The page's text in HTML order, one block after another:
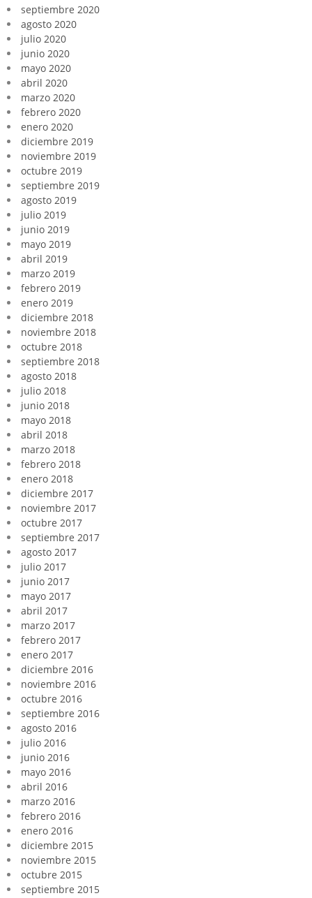
septiembre 2020
agosto 2020
julio 2020
junio 2020
mayo 2020
abril 2020
marzo 2020
febrero 2020
enero 2020
diciembre 2019
noviembre 2019
octubre 2019
septiembre 2019
agosto 2019
julio 2019
junio 2019
mayo 2019
abril 2019
marzo 2019
febrero 2019
enero 2019
diciembre 2018
noviembre 2018
octubre 2018
septiembre 2018
agosto 2018
julio 2018
junio 2018
mayo 2018
abril 2018
marzo 2018
febrero 2018
enero 2018
diciembre 2017
noviembre 2017
octubre 2017
septiembre 2017
agosto 2017
julio 2017
junio 2017
mayo 2017
abril 2017
marzo 2017
febrero 2017
enero 2017
diciembre 2016
noviembre 2016
octubre 2016
septiembre 2016
agosto 2016
julio 2016
junio 2016
mayo 2016
abril 2016
marzo 2016
febrero 2016
enero 2016
diciembre 2015
noviembre 2015
octubre 2015
septiembre 2015